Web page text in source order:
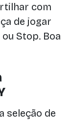
com
de jogar
Stop. Boa
seleção de